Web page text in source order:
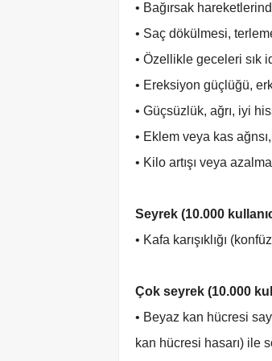
• Bağırsak
• Saç dökülmesi,
• Özellikle geceleri sık
• Ereksiyon güçlüğü,
• Güçsüzlük, ağrı, iyi
• Eklem veya kas ağnsı,
• Kilo artışı veya
Seyrek (10.000
• Kafa karışıklığı
Çok seyrek (10.000
• Beyaz kan hücresi
kan hücresi hasarı) ile